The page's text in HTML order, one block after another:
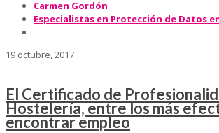
Carmen Gordón
Especialistas en Protección de Datos
19 octubre, 2017
El Certificado de
Hostelería, entre los más
encontrar empleo